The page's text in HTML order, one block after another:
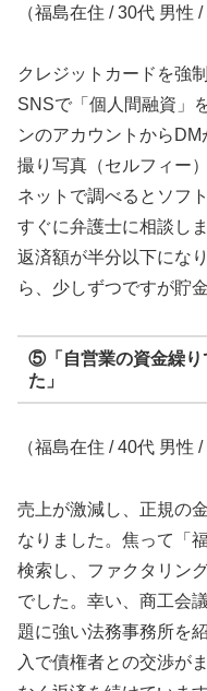
（福島在住 / 30代 男性 /
クレジットカードを強
SNSで「個人間融資」
ンのアカウントから
撮り写真（セルフィー
ネットで調べるとソフ
すぐに弁護士に相談し
返済額が半分以下にな
ら、少しずつですが貯
⑤「自営業の資金繰り
た」
（福島在住 / 40代 男性 /
売上が激減し、正規の
なりました。焦って「
検索し、ファクタリン
でした。幸い、商工会
題に強い法務事務所を
入で債権者との交渉が